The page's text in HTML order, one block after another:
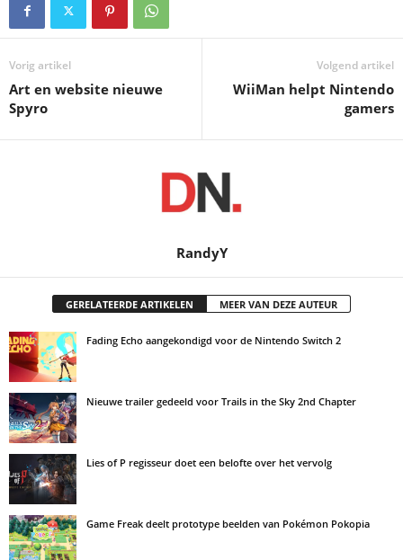
Vorig artikel
Art en website nieuwe
Spyro
Volgend artikel
WiiMan helpt Nintendo
gamers
RandyY
GERELATEERDE ARTIKELEN MEER VAN DEZE AUTEUR
Fading Echo aangekondigd voor de Nintendo Switch 2
Nieuwe trailer gedeeld voor Trails in the Sky 2nd Chapter
Lies of P regisseur doet een belofte over het vervolg
Game Freak deelt prototype beelden van Pokémon Pokopia